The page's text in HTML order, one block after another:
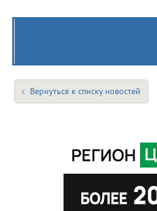
Вернуться к списку новостей